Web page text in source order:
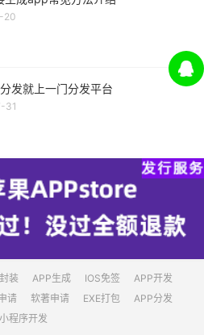
20
发就上一门分发平台
31
装 APP生成 IOS免签
APP开发
请 软著申请 EXE打包
APP分发
小程序开发